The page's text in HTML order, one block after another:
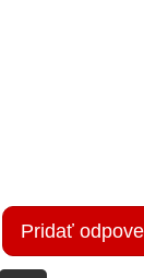
Pridať